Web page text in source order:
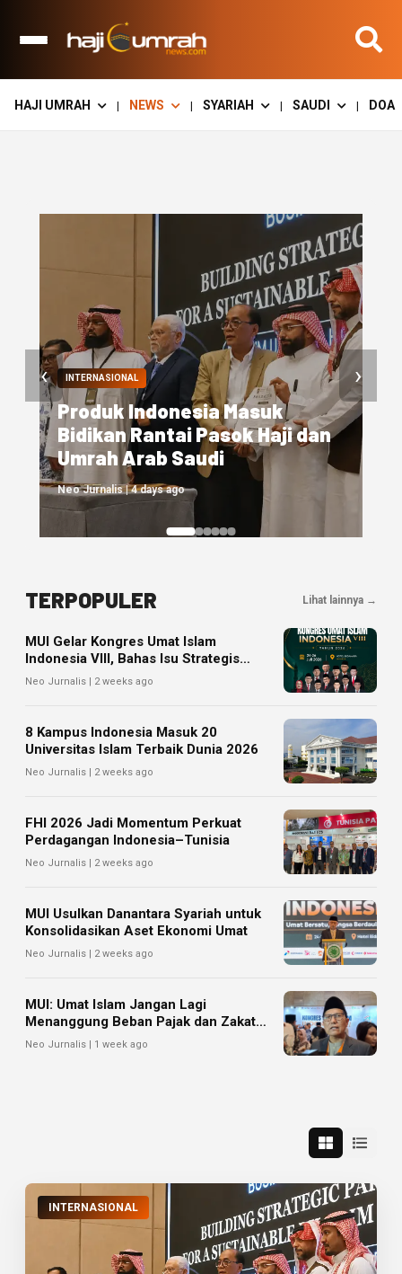
HAJI UMRAH | NEWS | SYARIAH | SAUDI | DOA
NASIONAL
Wisatawan Mancanegara ke
Indonesia Capai 1,39 Juta pada
Juni 2026, Malaysia Terbanyak
Neo Jurnalis | 6 days ago
‹ ›
TERPOPULER Lihat lainnya →
MUI Gelar Kongres Umat Islam
Indonesia VIII, Bahas Isu Strategis
Kebangsaan
Neo Jurnalis | 2 weeks ago
8 Kampus Indonesia Masuk 20
Universitas Islam Terbaik Dunia 2026
Neo Jurnalis | 2 weeks ago
FHI 2026 Jadi Momentum Perkuat
Perdagangan Indonesia–Tunisia
Neo Jurnalis | 2 weeks ago
MUI Usulkan Danantara Syariah untuk
Konsolidasikan Aset Ekonomi Umat
Neo Jurnalis | 2 weeks ago
MUI: Umat Islam Jangan Lagi
Menanggung Beban Pajak dan Zakat
Sekaligus
Neo Jurnalis | 1 week ago
INTERNASIONAL